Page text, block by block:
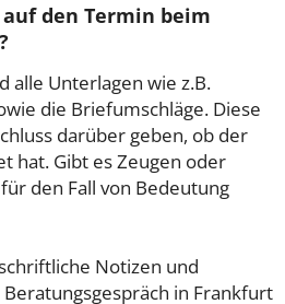
den Termin beim
alle Unterlagen wie z.B.
die Briefumschläge. Diese
darüber geben, ob der
hat. Gibt es Zeugen oder
den Fall von Bedeutung
Notizen und
in Frankfurt